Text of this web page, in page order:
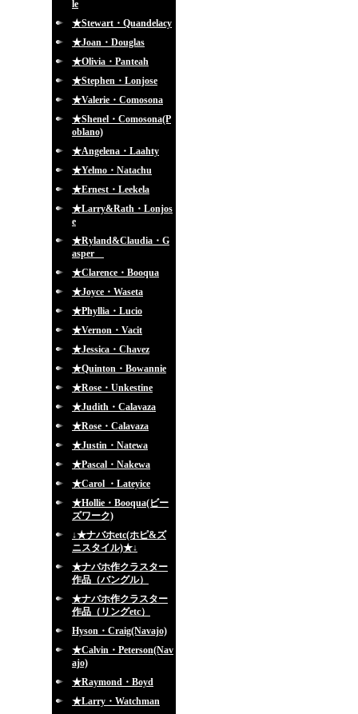
le
★Stewart・Quandelacy
★Joan・Douglas
★Olivia・Panteah
★Stephen・Lonjose
★Valerie・Comosona
★Shenel・Comosona(P
oblano)
★Angelena・Laahty
★Yelmo・Natachu
★Ernest・Leekela
★Larry&Rath・Lonjos
e
★Ryland&Claudia・G
asper
★Clarence・Booqua
★Joyce・Waseta
★Phyllia・Lucio
★Vernon・Vacit
★Jessica・Chavez
★Quinton・Bowannie
★Rose・Unkestine
★Judith・Calavaza
★Rose・Calavaza
★Justin・Natewa
★Pascal・Nakewa
★Carol ・Lateyice
★Hollie・Booqua(ビー
ズワーク)
↓★ナバホetc(ホピ&ズ
ニスタイル)★↓
★ナバホ作クラスター
作品（バングル）
★ナバホ作クラスター
作品（リングetc）
Hyson・Craig(Navajo)
★Calvin・Peterson(Nav
ajo)
★Raymond・Boyd
★Larry・Watchman